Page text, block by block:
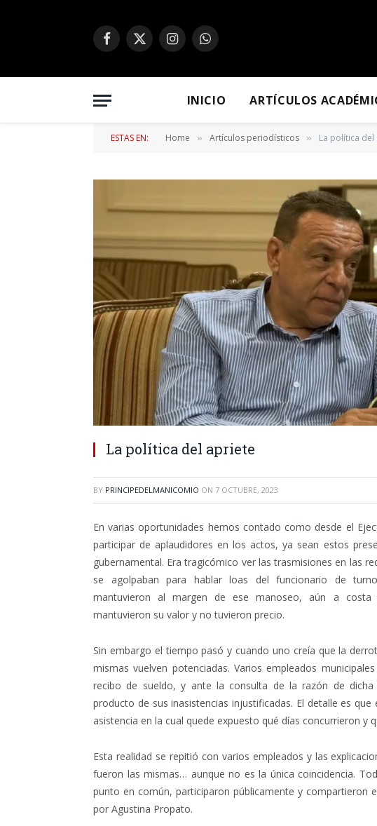
Facebook
X
InstagramWhatsApp
INICIO ARTÍCULOS
ESTAS EN: Home » Artículos periodísticos » La política del
La política del apriete
BY PRINCIPEDELMANICOMIO ON 7 OCTUBRE, 2023
En varias oportunidades hemos contado como desde el
participar de aplaudidores en los actos, ya sean estos
gubernamental. Era tragicómico ver las trasmisiones en las
se agolpaban para hablar loas del funcionario de
mantuvieron al margen de ese manoseo, aún a costa
mantuvieron su valor y no tuvieron precio.
Sin embargo el tiempo pasó y cuando uno creía que la
mismas vuelven potenciadas. Varios empleados
recibo de sueldo, y ante la consulta de la razón de
producto de sus inasistencias injustificadas. El detalle es
asistencia en la cual quede expuesto qué días concurrieron y
Esta realidad se repitió con varios empleados y las
fueron las mismas… aunque no es la única coincidencia.
punto en común, participaron públicamente y compartieron
por Agustina Propato.